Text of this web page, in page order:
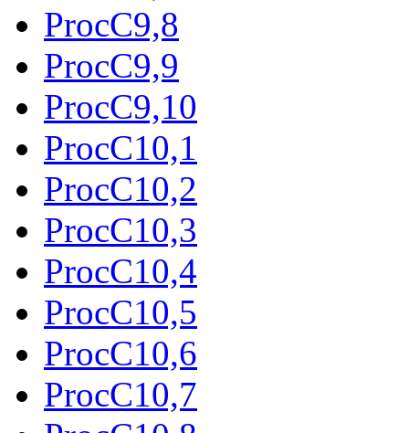
ProcC9,8
ProcC9,9
ProcC9,10
ProcC10,1
ProcC10,2
ProcC10,3
ProcC10,4
ProcC10,5
ProcC10,6
ProcC10,7